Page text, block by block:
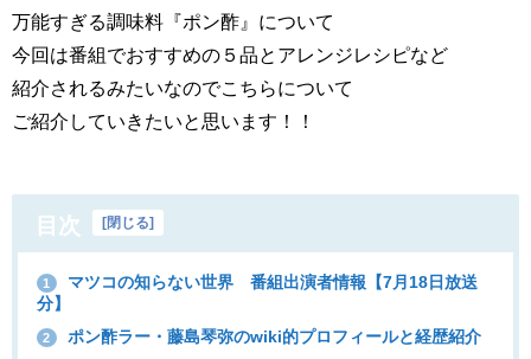
万能すぎる調味料『ポン酢』について
今回は番組でおすすめの５品とアレンジレシピなど
紹介されるみたいなのでこちらについて
ご紹介していきたいと思います！！
目次 閉じる
1
マツコの知らない世界 番組出演者情報【7月18日放送
分】
2 ポン酢ラー・藤島琴弥のwiki的プロフィールと経歴紹介